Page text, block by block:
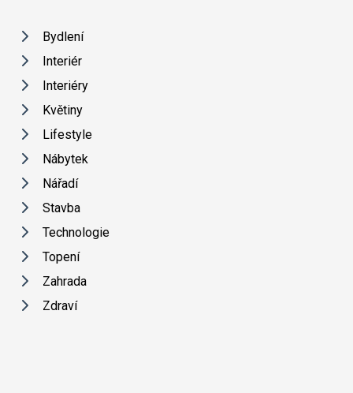
Bydlení
Interiér
Interiéry
Květiny
Lifestyle
Nábytek
Nářadí
Stavba
Technologie
Topení
Zahrada
Zdraví